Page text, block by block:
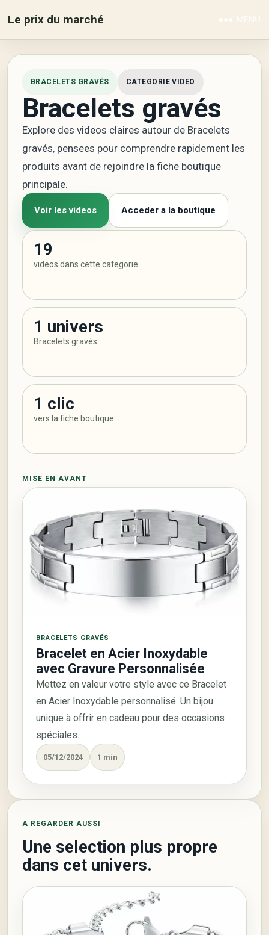
Le prix du marché MENU
BRACELETS GRAVÉS CATEGORIE VIDEO
Bracelets gravés
Explore des videos claires autour de Bracelets
gravés, pensees pour comprendre rapidement les
produits avant de rejoindre la fiche boutique
principale.
Voir les videos Acceder a la boutique
19
videos dans cette categorie
1 univers
Bracelets gravés
1 clic
vers la fiche boutique
MISE EN AVANT
BRACELETS GRAVÉS
Bracelet en Acier Inoxydable
avec Gravure Personnalisée
Mettez en valeur votre style avec ce Bracelet
en Acier Inoxydable personnalisé. Un bijou
unique à offrir en cadeau pour des occasions
spéciales.
05/12/2024 1 min
A REGARDER AUSSI
Une selection plus propre
dans cet univers.